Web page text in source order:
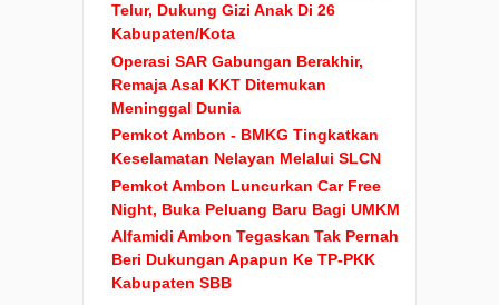
Telur, Dukung Gizi Anak Di 26
Kabupaten/Kota
Operasi SAR Gabungan Berakhir,
Remaja Asal KKT Ditemukan
Meninggal Dunia
Pemkot Ambon - BMKG Tingkatkan
Keselamatan Nelayan Melalui SLCN
Pemkot Ambon Luncurkan Car Free
Night, Buka Peluang Baru Bagi UMKM
Alfamidi Ambon Tegaskan Tak Pernah
Beri Dukungan Apapun Ke TP-PKK
Kabupaten SBB